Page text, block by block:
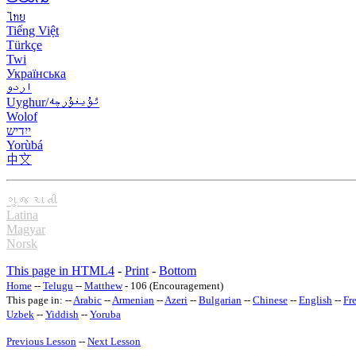
ไทย
Tiếng Việt
Türkçe
Twi
Українська
اردو
Uyghur/ئۇيغۇرچه
Wolof
ייִדיש
Yorùbá
中文
ગુજરાતી
Latina
Magyar
Norsk
This page in HTML4 - Print - Bottom
Home -- Telugu -- Matthew- 106 (Encouragement)
This page in: -- Arabic -- Armenian -- Azeri -- Bulgarian -- Chinese -- English --
Uzbek -- Yiddish -- Yoruba
Previous Lesson -- Next Lesson